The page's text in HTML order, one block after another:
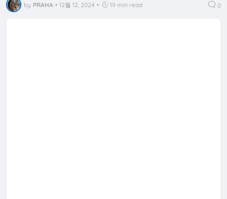
by PRAHA • 12월 12, 2024 • 19 min read 0